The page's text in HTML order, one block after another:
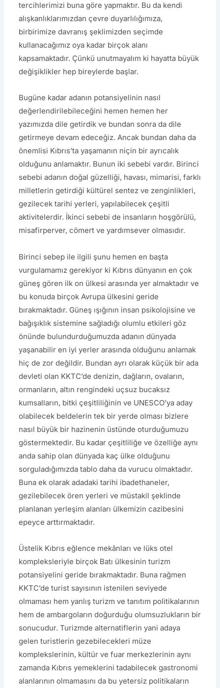
tercihlerimizi buna göre yapmaktır. Bu da kendi
alışkanlıklarımızdan çevre duyarlılığımıza,
birbirimize davranış şeklimizden seçimde
kullanacağımız oya kadar birçok alanı
kapsamaktadır. Çünkü unutmayalım ki hayatta büyük
değişiklikler hep bireylerde başlar.
Bugüne kadar adanın potansiyelinin nasıl
değerlendirilebileceğini hemen hemen her
yazımızda dile getirdik ve bundan sonra da dile
getirmeye devam edeceğiz. Ancak bundan daha da
önemlisi Kıbrıs’ta yaşamanın niçin bir ayrıcalık
olduğunu anlamaktır. Bunun iki sebebi vardır. Birinci
sebebi adanın doğal güzelliği, havası, mimarisi, farklı
milletlerin getirdiği kültürel sentez ve zenginlikleri,
gezilecek tarihi yerleri, yapılabilecek çeşitli
aktivitelerdir. İkinci sebebi de insanların hoşgörülü,
misafirperver, cömert ve yardımsever olmasıdır.
Birinci sebep ile ilgili şunu hemen en başta
vurgulamamız gerekiyor ki Kıbrıs dünyanın en çok
güneş gören ilk on ülkesi arasında yer almaktadır ve
bu konuda birçok Avrupa ülkesini geride
bırakmaktadır. Güneş ışığının insan psikolojisine ve
bağışıklık sistemine sağladığı olumlu etkileri göz
önünde bulundurduğumuzda adanın dünyada
yaşanabilir en iyi yerler arasında olduğunu anlamak
hiç de zor değildir. Bundan ayrı olarak küçük bir ada
devleti olan KKTC’de denizin, dağların, ovaların,
ormanların, altın rengindeki uçsuz bucaksız
kumsalların, bitki çeşitliliğinin ve UNESCO’ya aday
olabilecek beldelerin tek bir yerde olması bizlere
nasıl büyük bir hazinenin üstünde oturduğumuzu
göstermektedir. Bu kadar çeşitliliğe ve özelliğe aynı
anda sahip olan dünyada kaç ülke olduğunu
sorguladığımızda tablo daha da vurucu olmaktadır.
Buna ek olarak adadaki tarihi ibadethaneler,
gezilebilecek ören yerleri ve müstakil şeklinde
planlanan yerleşim alanları ülkemizin cazibesini
epeyce arttırmaktadır.
Üstelik Kıbrıs eğlence mekânları ve lüks otel
kompleksleriyle birçok Batı ülkesinin turizm
potansiyelini geride bırakmaktadır. Buna rağmen
KKTC’de turist sayısının istenilen seviyede
olmaması hem yanlış turizm ve tanıtım politikalarının
hem de ambargoların doğurduğu olumsuzlukların bir
sonucudur. Turizmde alternatiflerin yani adaya
gelen turistlerin gezebilecekleri müze
komplekslerinin, kültür ve fuar merkezlerinin aynı
zamanda Kıbrıs yemeklerini tadabilecek gastronomi
alanlarının olmamasını da bu yetersiz politikaların